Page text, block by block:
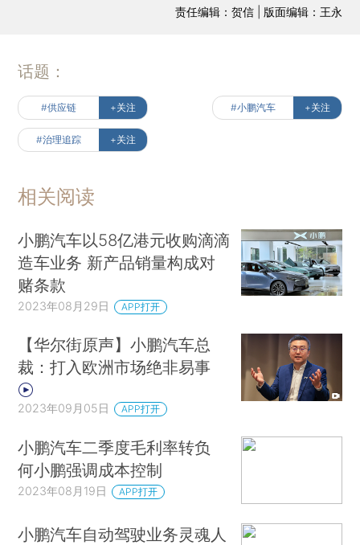
责任编辑：贺信 | 版面编辑：王永
话题：
#供应链 +关注 #小鹏汽车 +关注
#治理追踪 +关注
相关阅读
小鹏汽车以58亿港元收购滴滴
造车业务 新产品销量构成对
赌条款
2023年08月29日 APP打开
【华尔街原声】小鹏汽车总
裁：打入欧洲市场绝非易事
2023年09月05日 APP打开
小鹏汽车二季度毛利率转负
何小鹏强调成本控制
2023年08月19日 APP打开
小鹏汽车自动驾驶业务灵魂人